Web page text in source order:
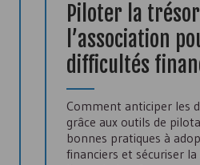
Piloter la
l’association
difficultés
Comment anticiper les
grâce aux outils de
bonnes pratiques à
financiers et sécuriser